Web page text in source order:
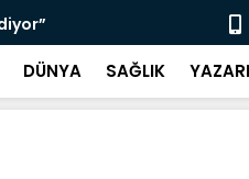
Selahattin
DÜNYA SAĞLIK